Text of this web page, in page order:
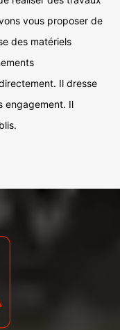
vous proposer de
des matériels
Il dresse
engagement. Il